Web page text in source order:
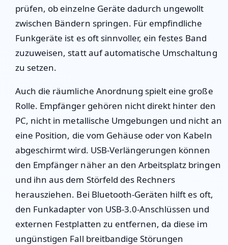
prüfen, ob einzelne Geräte dadurch ungewollt
zwischen Bändern springen. Für empfindliche
Funkgeräte ist es oft sinnvoller, ein festes Band
zuzuweisen, statt auf automatische Umschaltung
zu setzen.
Auch die räumliche Anordnung spielt eine große
Rolle. Empfänger gehören nicht direkt hinter den
PC, nicht in metallische Umgebungen und nicht an
eine Position, die vom Gehäuse oder von Kabeln
abgeschirmt wird. USB-Verlängerungen können
den Empfänger näher an den Arbeitsplatz bringen
und ihn aus dem Störfeld des Rechners
herausziehen. Bei Bluetooth-Geräten hilft es oft,
den Funkadapter von USB-3.0-Anschlüssen und
externen Festplatten zu entfernen, da diese im
ungünstigen Fall breitbandige Störungen